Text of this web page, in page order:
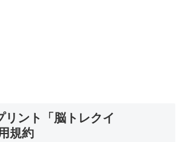
リント「脳トレクイ
規約